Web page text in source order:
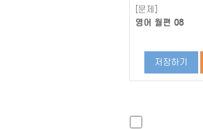
[문제]
영어 월편 08
저장하기